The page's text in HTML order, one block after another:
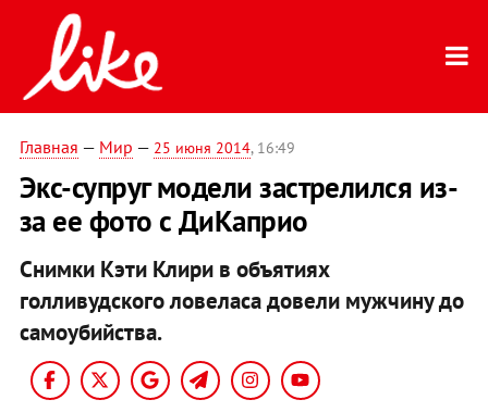
Главная — Мир — 25 июня 2014, 16:49
Экс-супруг модели застрелился из-
за ее фото с ДиКаприо
Снимки Кэти Клири в объятиях
голливудского ловеласа довели мужчину до
самоубийства.